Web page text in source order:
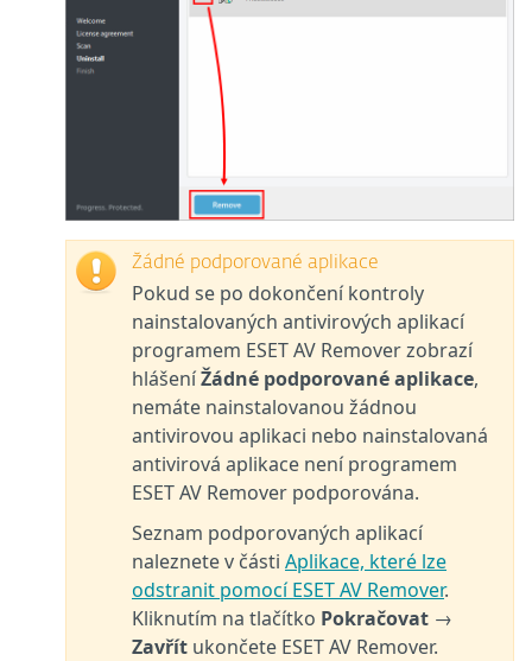
Žádné podporované aplikace
Pokud se po dokončení kontroly
nainstalovaných antivirových aplikací
programem ESET AV Remover zobrazí
hlášeníŽádné podporované aplikace,
nemáte nainstalovanou žádnou
antivirovou aplikaci nebo nainstalovaná
antivirová aplikace není programem
ESET AV Remover podporována.
Seznam podporovaných aplikací
naleznete v části Aplikace, které lze
odstranit pomocí ESET AV Remover.
Kliknutím na tlačítko Pokračovat →
Zavřít ukončete ESET AV Remover.